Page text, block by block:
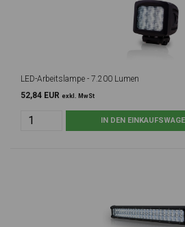
LED-Arbeitslampe - 7.200 Lumen
52,84 EUR exkl. MwSt